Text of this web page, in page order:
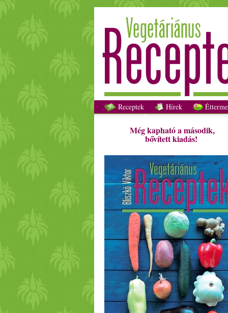
Receptek Hírek
Még kapható a második,
bővített kiadás!